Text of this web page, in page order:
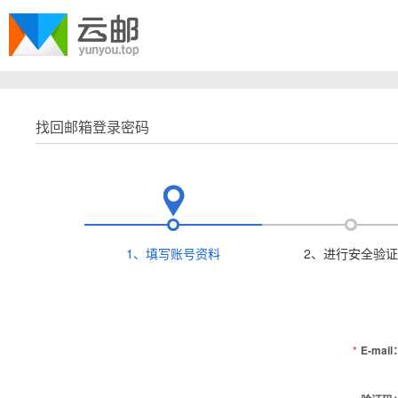
找回邮箱登录密码
1、填写账号资料 2、进行安全验证
* E-mail